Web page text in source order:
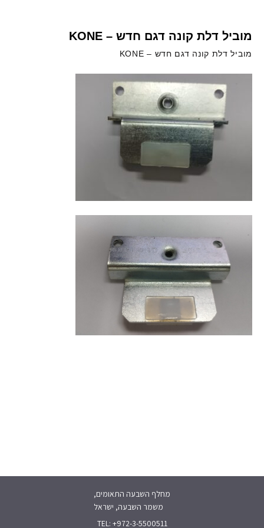
מוביל דלת קונה דגם חדש – KONE
מוביל דלת קונה דגם חדש – KONE
מחלף השבעה התאומים,
משמר השבעה, ישראל
TEL: +972-3-5500511